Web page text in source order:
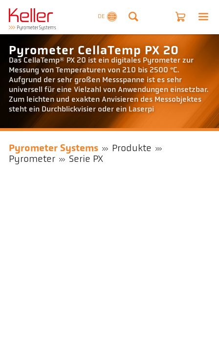
DE
Pyrometer CellaTemp PX 20
Das CellaTemp® PX 20 ist ein digitales Pyrometer zur
Messung von Temperaturen von 210 bis 2500 °C.
Aufgrund der sehr großen Messspanne ist es sehr
universell für eine Vielzahl von Anwendungen einsetzbar.
Zum leichten und exakten Anvisieren des Messobjektes
steht ein Durchblickvisier oder ein Laserpi
Pyrometer Systems
Produkte
Pyrometer
Serie PX